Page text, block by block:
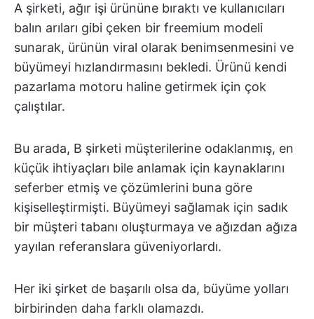
A şirketi, ağır işi ürününe bıraktı ve kullanıcıları
balın arıları gibi çeken bir freemium modeli
sunarak, ürünün viral olarak benimsenmesini ve
büyümeyi hızlandırmasını bekledi. Ürünü kendi
pazarlama motoru haline getirmek için çok
çalıştılar.
Bu arada, B şirketi müşterilerine odaklanmış, en
küçük ihtiyaçları bile anlamak için kaynaklarını
seferber etmiş ve çözümlerini buna göre
kişiselleştirmişti. Büyümeyi sağlamak için sadık
bir müşteri tabanı oluşturmaya ve ağızdan ağıza
yayılan referanslara güveniyorlardı.
Her iki şirket de başarılı olsa da, büyüme yolları
birbirinden daha farklı olamazdı.